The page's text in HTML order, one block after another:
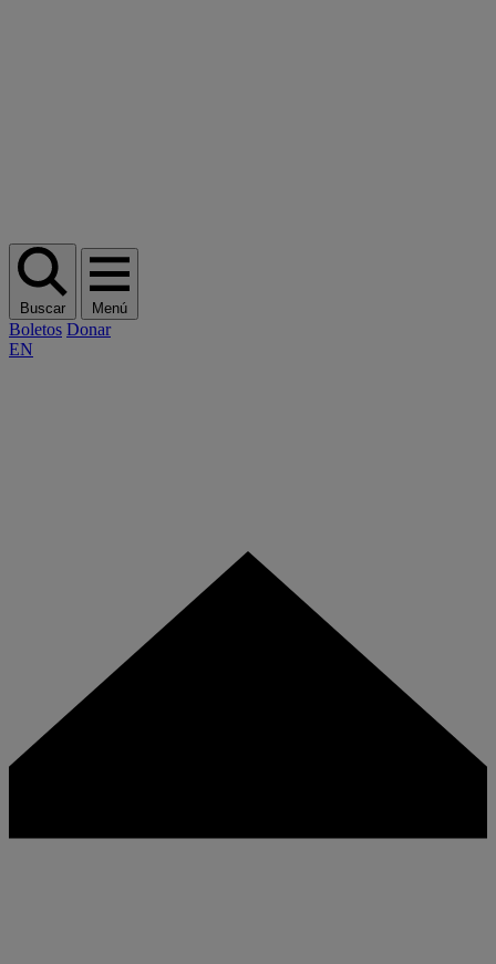
Buscar Menú
Boletos Donar
EN